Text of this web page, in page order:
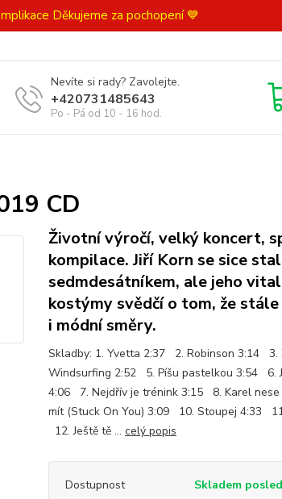
Děkujeme za pochopení 💙
Nevíte si rady? Zavolejte.
+420731485643
Po - Pá od 10 - 16 hod.
CD
Životní výročí, velký koncert,
kompilace. Jiří Korn se sice stal
sedmdesátníkem, ale jeho
kostýmy svědčí o tom, že
i módní směry.
Skladby: 1. Yvetta 2:37 2. Robinson 3:14
Windsurfing 2:52 5. Píšu pastelkou 3:54 6.
4:06 7. Nejdřív je trénink 3:15 8. Karel
mít (Stuck On You) 3:09 10. Stoupej 4:33
12. Ještě tě ... celý popis
Dostupnost Skladem